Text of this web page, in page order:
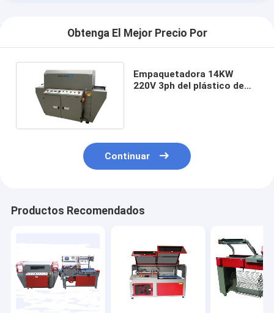
Obtenga El Mejor Precio Por
Empaquetadora 14KW
220V 3ph del plástico de
Continuar
Productos Recomendados